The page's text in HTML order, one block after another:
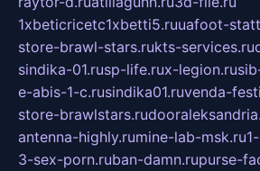
1xbeticricetc1xbetti5.ruuafoot-
store-brawl-stars.rukts-services.ru
sindika-01.rusp-life.rux-legion.ru
e-abis-1-c.rusindika01.ruvenda-
store-brawlstars.ru
antenna-highly.rumine-lab-msk.ru
3-sex-porn.ruban-damn.rupurse-